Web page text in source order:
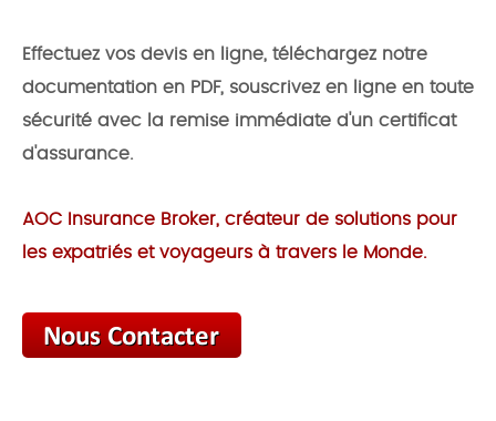
Effectuez vos devis en ligne, téléchargez notre
documentation en PDF, souscrivez en ligne en toute
sécurité avec la remise immédiate d'un certificat
d'assurance.
AOC Insurance Broker, créateur de solutions pour
les expatriés et voyageurs à travers le Monde.